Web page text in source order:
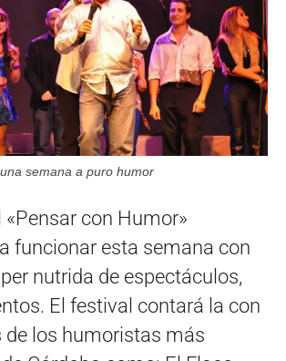
semana a puro humor
«Pensar con Humor»
funcionar esta semana con
nutrida de espectáculos,
El festival contará la con
de los humoristas más